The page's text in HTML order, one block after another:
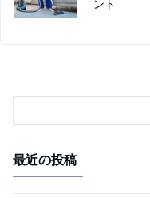
ント
最近の投稿